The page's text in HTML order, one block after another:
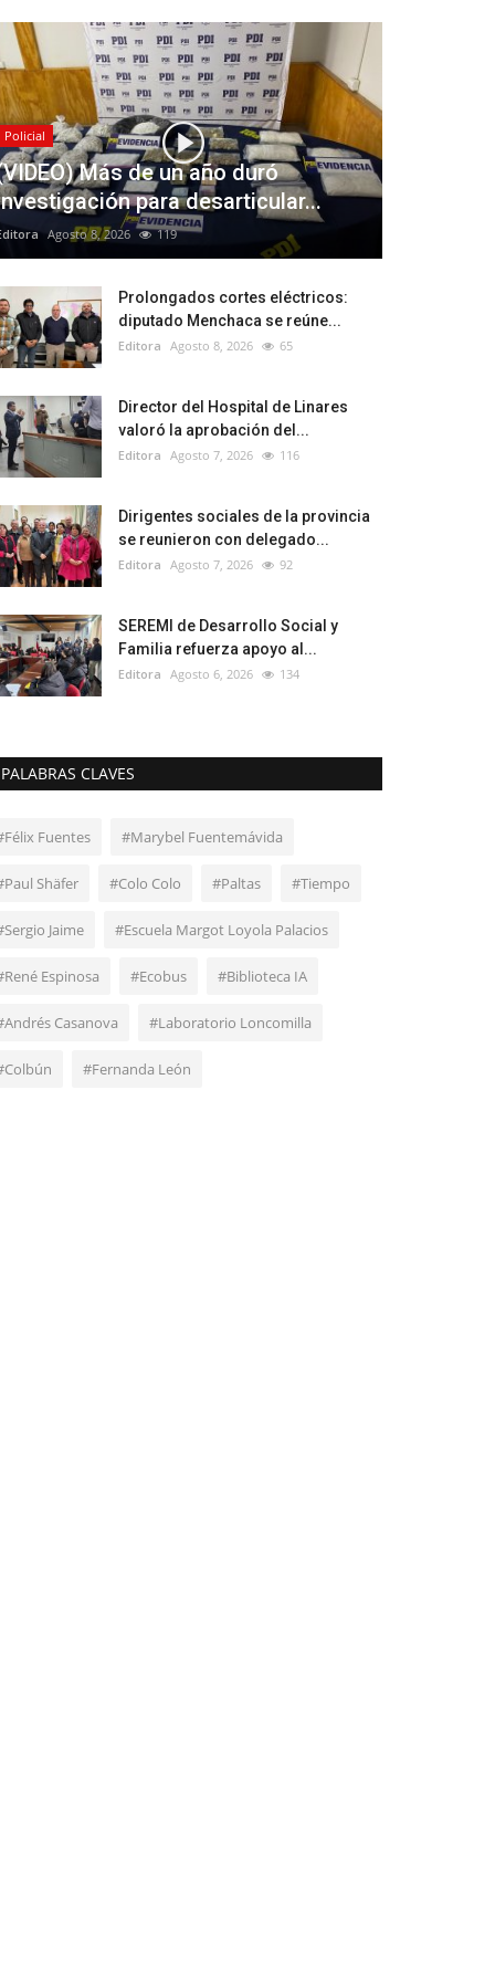
Policial
Más de un año duró
para desarticular...
Agosto 8, 2026 119
Prolongados cortes eléctricos:
diputado Menchaca se reúne...
Editora Agosto 8, 2026 65
Director del Hospital de Linares
valoró la aprobación del...
Editora Agosto 7, 2026 116
Dirigentes sociales de la provincia
se reunieron con delegado...
Editora Agosto 7, 2026 92
SEREMI de Desarrollo Social y
Familia refuerza apoyo al...
Editora Agosto 6, 2026 134
PALABRAS CLAVES
Fuentes #Marybel Fuentemávida
Shäfer #Colo Colo #Paltas #Tiempo
Jaime #Escuela Margot Loyola Palacios
Espinosa #Ecobus #Biblioteca IA
Casanova #Laboratorio Loncomilla
#Fernanda León